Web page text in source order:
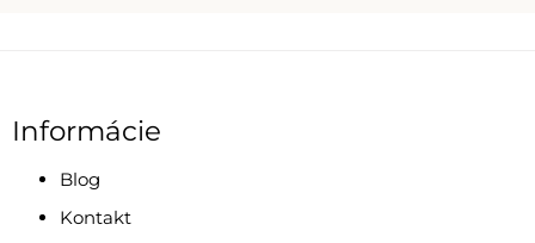
Informácie
Blog
Kontakt